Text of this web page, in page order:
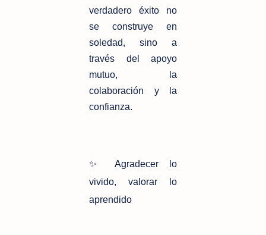
verdadero éxito no
se construye en
soledad, sino a
través del apoyo
mutuo, la
colaboración y la
confianza.
✨ Agradecer lo
vivido, valorar lo
aprendido